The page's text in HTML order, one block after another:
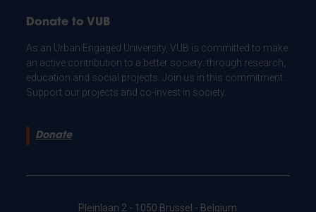
Donate to VUB
As an Urban Engaged University, VUB is committed to make
an active contribution to a better society: through research,
education and social projects. Join us in this commitment.
Support our projects and co-invest in society.
Donate
Pleinlaan 2 - 1050 Brussel - Belgium